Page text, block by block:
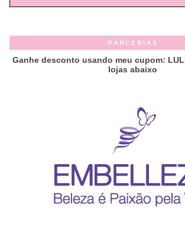
PARCERIAS
Ganhe desconto usando meu cupom:
lojas abaixo